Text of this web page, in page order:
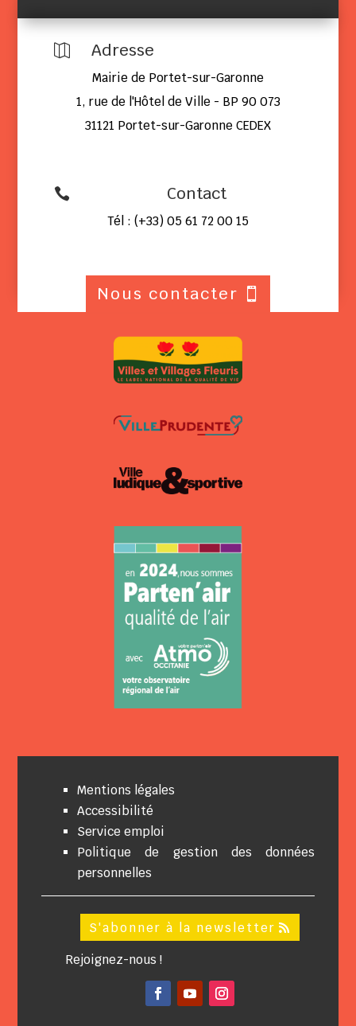
 Adresse
Mairie de Portet-sur-Garonne
1, rue de l'Hôtel de Ville - BP 90 073
31121 Portet-sur-Garonne CEDEX
 Contact
Tél : (+33) 05 61 72 00 15
Nous contacter
Mentions légales
Accessibilité
Service emploi
Politique de gestion des données
personnelles
S'abonner à la newsletter
Rejoignez-nous !